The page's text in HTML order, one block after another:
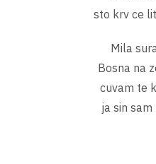
sto krv ce
Mila
Bosna na
cuvam te
ja sin